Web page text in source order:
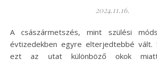
2024.11.16.
A császármetszés, mint szülési módszer, az utóbbi
évtizedekben egyre elterjedtebbé vált.
ezt az utat különböző okok